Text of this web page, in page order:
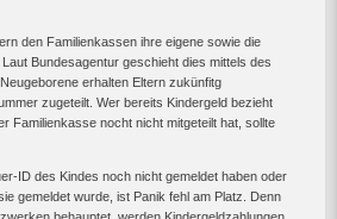
den Familienkassen ihre eigene sowie die
Bundesagentur geschieht dies mittels des
erhalten Eltern zukünfitg
zugeteilt. Wer bereits Kindergeld bezieht
Familienkasse nocht nicht mitgeteilt hat, sollte
ID des Kindes noch nicht gemeldet haben oder
gemeldet wurde, ist Panik fehl am Platz. Denn